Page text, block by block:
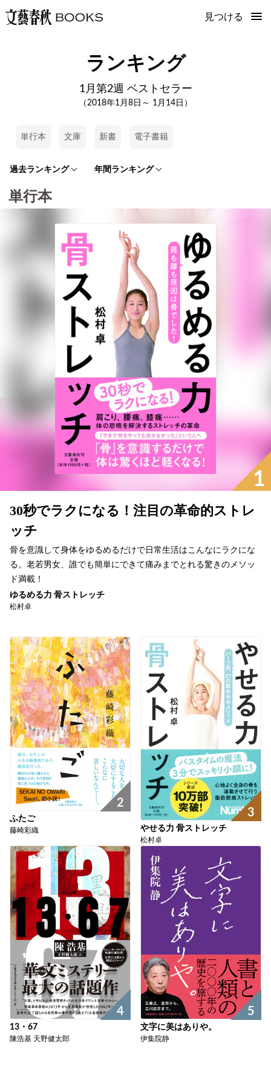
見つける
ランキング
1月第2週 ベストセラー
（2018年1月8日～ 1月14日）
単行本 文庫 新書 電子書籍
過去ランキング 年間ランキング
単行本
1
30秒でラクになる！注目の革命的ストレ
ッチ
骨を意識して身体をゆるめるだけで日常生活はこんなにラクにな
る。老若男女、誰でも簡単にできて痛みまでとれる驚きのメソッ
ド満載！
ゆるめる力 骨ストレッチ
松村卓
2
ふたご
藤崎彩織
3
やせる力 骨ストレッチ
松村卓
4
13・67
陳浩基 天野健太郎
5
文字に美はありや。
伊集院静